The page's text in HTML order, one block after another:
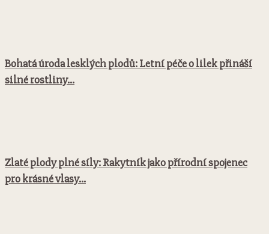
Bohatá úroda lesklých plodů: Letní péče o lilek přináší
silné rostliny...
Zlaté plody plné síly: Rakytník jako přírodní spojenec
pro krásné vlasy...